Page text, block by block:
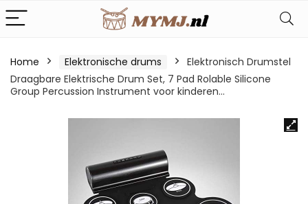
Home Elektronische drums
Elektronisch Drumstel
Draagbare Elektrische Drum Set, 7 Pad Rolable Silicone
Group Percussion Instrument voor kinderen…